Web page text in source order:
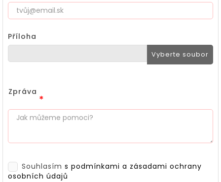
Příloha
Vyberte soubor
Zpráva
*
Souhlasím s podmínkami a zásadami ochrany
osobních údajů